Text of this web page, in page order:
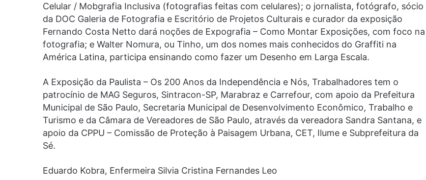
Celular / Mobgrafia Inclusiva (fotografias feitas com celulares); o jornalista, fotógrafo, sócio
da DOC Galeria de Fotografia e Escritório de Projetos Culturais e curador da exposição
Fernando Costa Netto dará noções de Expografia – Como Montar Exposições, com foco na
fotografia; e Walter Nomura, ou Tinho, um dos nomes mais conhecidos do Graffiti na
América Latina, participa ensinando como fazer um Desenho em Larga Escala.
A Exposição da Paulista – Os 200 Anos da Independência e Nós, Trabalhadores tem o
patrocínio de MAG Seguros, Sintracon-SP, Marabraz e Carrefour, com apoio da Prefeitura
Municipal de São Paulo, Secretaria Municipal de Desenvolvimento Econômico, Trabalho e
Turismo e da Câmara de Vereadores de São Paulo, através da vereadora Sandra Santana, e
apoio da CPPU – Comissão de Proteção à Paisagem Urbana, CET, Ilume e Subprefeitura da
Sé.
Eduardo Kobra, Enfermeira Silvia Cristina Fernandes Leo